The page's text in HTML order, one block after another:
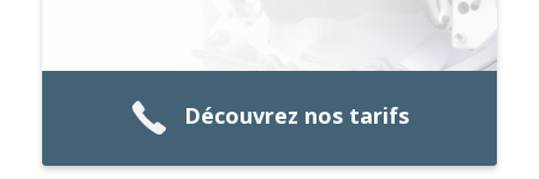
Découvrez nos tarifs